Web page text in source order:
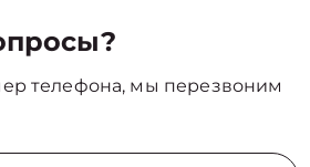
телефона, мы перезвоним